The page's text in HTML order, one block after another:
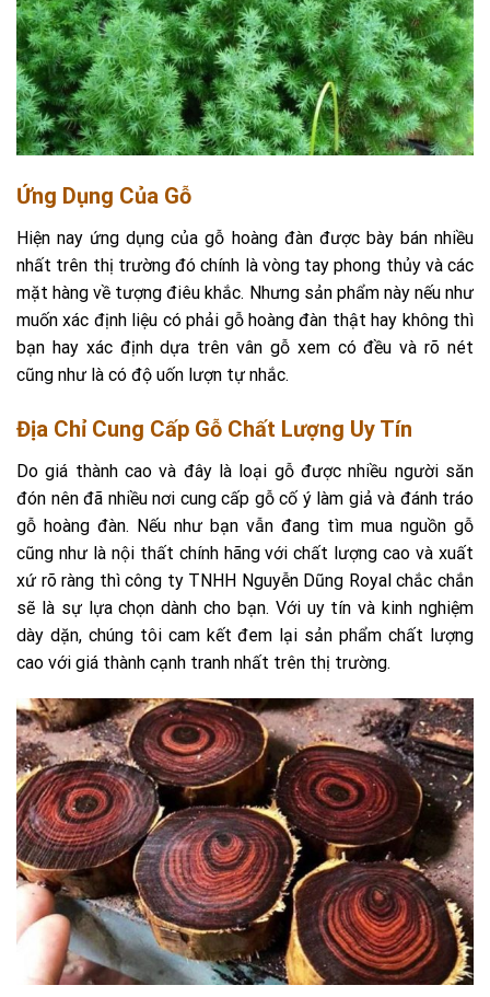
Ứng Dụng Của Gỗ
Hiện nay ứng dụng của gỗ hoàng đàn được bày bán nhiều
nhất trên thị trường đó chính là vòng tay phong thủy và các
mặt hàng về tượng điêu khắc. Nhưng sản phẩm này nếu như
muốn xác định liệu có phải gỗ hoàng đàn thật hay không thì
bạn hay xác định dựa trên vân gỗ xem có đều và rõ nét
cũng như là có độ uốn lượn tự nhắc.
Địa Chỉ Cung Cấp Gỗ Chất Lượng Uy Tín
Do giá thành cao và đây là loại gỗ được nhiều người săn
đón nên đã nhiều nơi cung cấp gỗ cố ý làm giả và đánh tráo
gỗ hoàng đàn. Nếu như bạn vẫn đang tìm mua nguồn gỗ
cũng như là nội thất chính hãng với chất lượng cao và xuất
xứ rõ ràng thì công ty TNHH Nguyễn Dũng Royal chắc chắn
sẽ là sự lựa chọn dành cho bạn. Với uy tín và kinh nghiệm
dày dặn, chúng tôi cam kết đem lại sản phẩm chất lượng
cao với giá thành cạnh tranh nhất trên thị trường.